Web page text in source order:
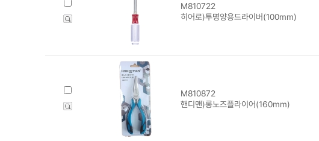
M810722
히어로)투명양용드라이버(100mm)
M810872
핸디맨)롱노즈플라이어(160mm)